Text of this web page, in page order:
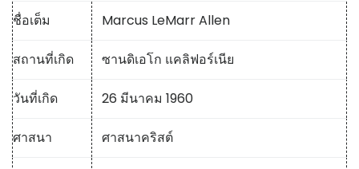
ชื่อเต็ม Marcus LeMarr Allen
สถานที่เกิด ซานดิเอโก แคลิฟอร์เนีย
วันที่เกิด 26 มีนาคม 1960
ศาสนา ศาสนาคริสต์